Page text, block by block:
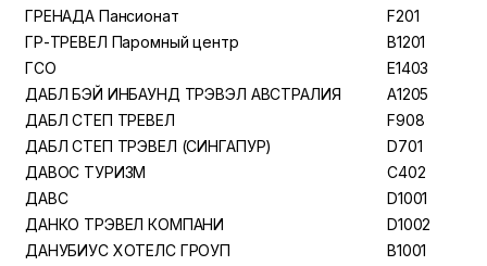
ГРЕНАДА Пансионат
F201
ГР-ТРЕВЕЛ Паромный центр
B1201
ГСО
E1403
ДАБЛ БЭЙ ИНБАУНД ТРЭВЭЛ АВСТРАЛИЯ
A1205
ДАБЛ СТЕП ТРЕВЕЛ
F908
ДАБЛ СТЕП ТРЭВЕЛ (СИНГАПУР)
D701
ДАВОС ТУРИЗМ
C402
ДАВС
D1001
ДАНКО ТРЭВЕЛ КОМПАНИ
D1002
ДАНУБИУС ХОТЕЛС ГРОУП
B1001